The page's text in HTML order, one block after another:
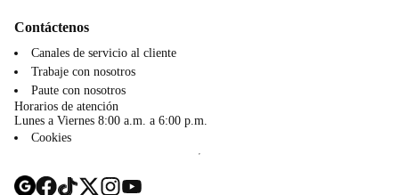
Contáctenos
Canales de servicio al cliente
Trabaje con nosotros
Paute con nosotros
Horarios de atención
Lunes a Viernes 8:00 a.m. a 6:00 p.m.
Cookies